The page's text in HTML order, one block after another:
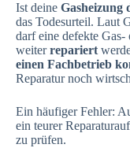
Ist deine Gasheizung
das Todesurteil. Laut
darf eine defekte
weiterrepariert
einen Fachbetrieb
Reparatur noch
Ein häufiger Fehler:
ein teurer
zu prüfen.